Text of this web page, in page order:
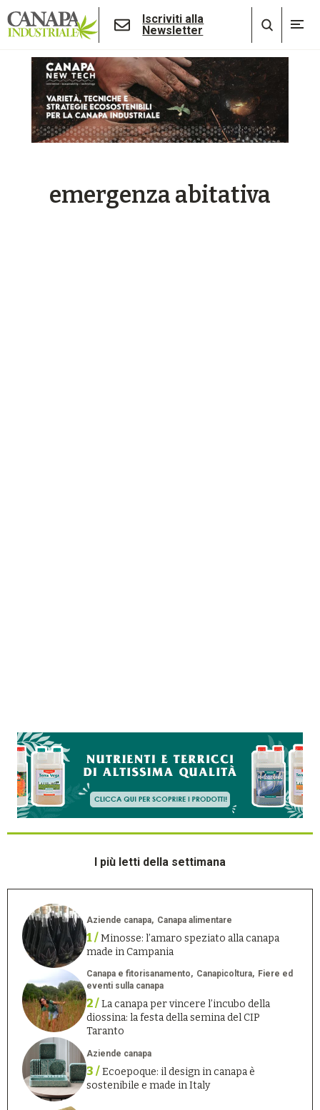
Iscriviti alla
Newsletter
emergenza abitativa
I più letti della settimana
Aziende canapa Canapa alimentare
1 /Minosse: l’amaro speziato alla canapa
made in Campania
Canapa e fitorisanamento Canapicoltura
Fiere ed
eventi sulla canapa
2 /La canapa per vincere l’incubo della
diossina: la festa della semina del CIP
Taranto
Aziende canapa
3 /Ecoepoque: il design in canapa è
sostenibile e made in Italy